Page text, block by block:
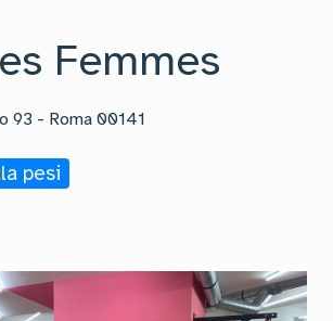
Femmes
93 - Roma 00141
pesi